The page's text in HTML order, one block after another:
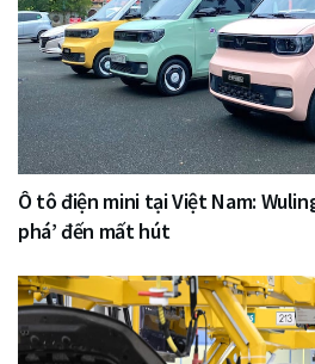
Ô tô điện mini tại Việt Nam:
phá’ đến mất hút